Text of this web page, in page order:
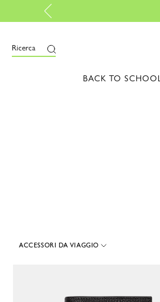
Ricerca
BACK TO SCHOOL
ACCESSORI DA VIAGGIO